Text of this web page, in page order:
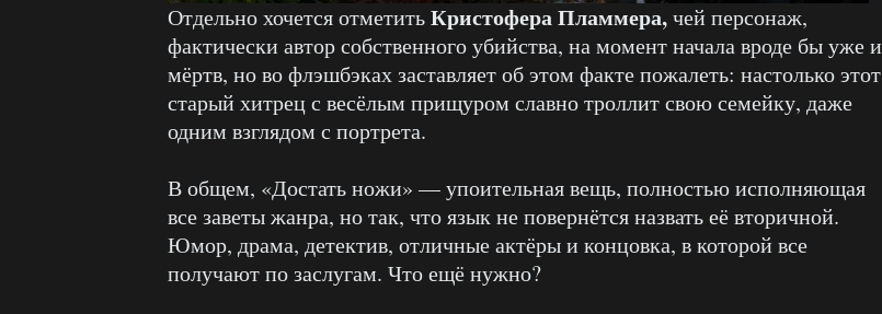
Отдельно хочется отметитьКристофера Пламмера,чей персонаж,
фактически автор собственного убийства, на момент начала вроде бы уже и
мёртв, но во флэшбэках заставляет об этом факте пожалеть: настолько этот
старый хитрец с весёлым прищуром славно троллит свою семейку, даже
одним взглядом с портрета.
В общем, «Достать ножи» — упоительная вещь, полностью исполняющая
все заветы жанра, но так, что язык не повернётся назвать её вторичной.
Юмор, драма, детектив, отличные актёры и концовка, в которой все
получают по заслугам. Что ещё нужно?